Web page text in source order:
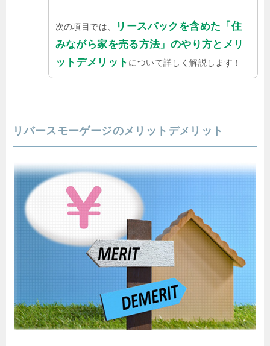
次の項目では、
リースバックを含めた「住
みながら家を売る方法」のやり方とメリ
ットデメリット について詳しく解説します！
リバースモーゲージのメリットデメリット